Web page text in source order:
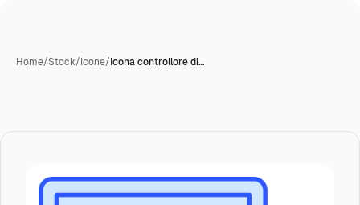
Home/Stock/Icone/Icona controllore di…